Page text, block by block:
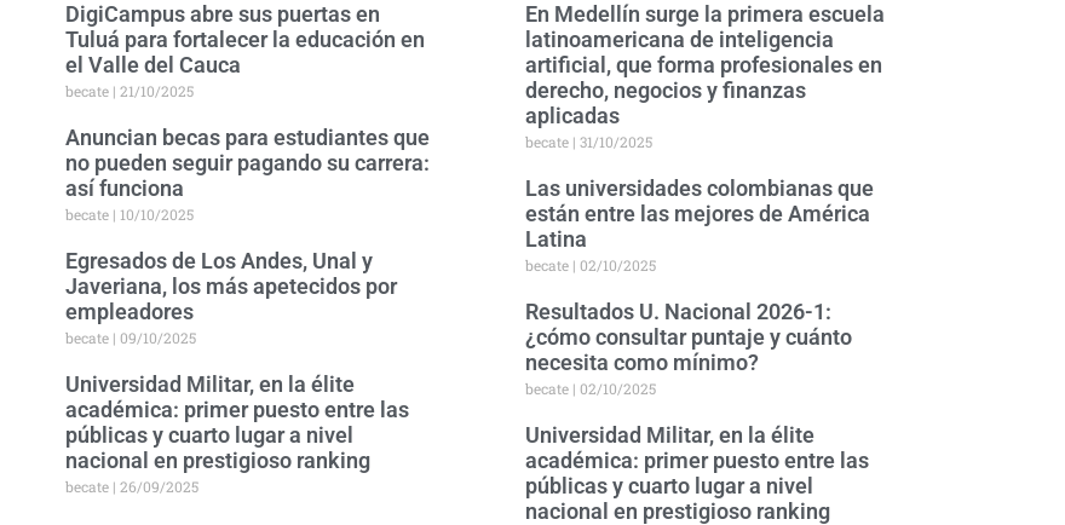
DigiCampus abre sus puertas en
Tuluá para fortalecer la educación en
el Valle del Cauca
becate 21/10/2025
Anuncian becas para estudiantes que
no pueden seguir pagando su carrera:
así funciona
becate 10/10/2025
Egresados de Los Andes, Unal y
Javeriana, los más apetecidos por
empleadores
becate 09/10/2025
Universidad Militar, en la élite
académica: primer puesto entre las
públicas y cuarto lugar a nivel
nacional en prestigioso ranking
becate 26/09/2025
En Medellín surge la primera escuela
latinoamericana de inteligencia
artificial, que forma profesionales en
derecho, negocios y finanzas
aplicadas
becate 31/10/2025
Las universidades colombianas que
están entre las mejores de América
Latina
becate 02/10/2025
Resultados U. Nacional 2026-1:
¿cómo consultar puntaje y cuánto
necesita como mínimo?
becate 02/10/2025
Universidad Militar, en la élite
académica: primer puesto entre las
públicas y cuarto lugar a nivel
nacional en prestigioso ranking